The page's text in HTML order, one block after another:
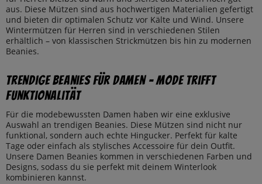
aus. Diese Mützen sind aus hochwertigen Materialien gefertigt
und bieten dir optimalen Schutz vor Kälte und Wind. Unsere
Wintermützen für Herren sind in verschiedenen Stilen
erhältlich – von klassischen Strickmützen bis hin zu modernen
Beanies.
Trendige Beanies für Damen – Mode trifft
Funktionalität
Für die modebewussten Damen haben wir eine exklusive
Auswahl an trendigen Beanies. Diese Mützen sind nicht nur
funktional, sondern auch echte Hingucker. Perfekt für kalte
Tage oder einfach als stylisches Accessoire für dein Outfit.
Unsere Damen Beanies kommen in verschiedenen Farben und
Designs, sodass du sie perfekt mit deinem Winterlook
kombinieren kannst.